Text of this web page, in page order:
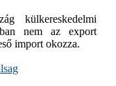
külkereskedelmi
nem az export
import okozza.